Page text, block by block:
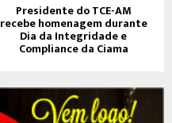
Presidente do TCE-AM
recebe homenagem durante
Dia da Integridade e
Compliance da Ciama